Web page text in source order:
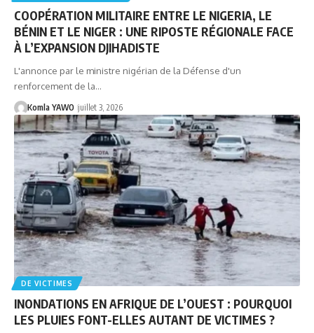
COOPÉRATION MILITAIRE ENTRE LE NIGERIA, LE
BÉNIN ET LE NIGER : UNE RIPOSTE RÉGIONALE FACE
À L’EXPANSION DJIHADISTE
L'annonce par le ministre nigérian de la Défense d'un
renforcement de la…
Komla YAWO juillet 3, 2026
DE VICTIMES
INONDATIONS EN AFRIQUE DE L’OUEST : POURQUOI
LES PLUIES FONT-ELLES AUTANT DE VICTIMES ?